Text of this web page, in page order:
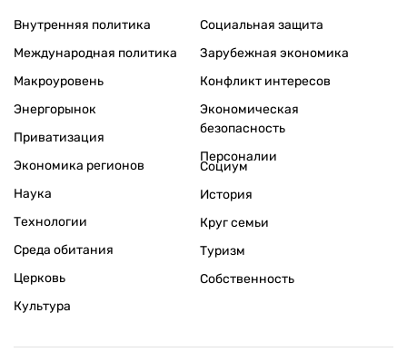
Внутренняя политика
Международная политика
Макроуровень
Энергорынок
Приватизация
Экономика регионов
Социальная защита
Зарубежная экономика
Конфликт интересов
Экономическая
безопасность
Персоналии
Наука
Технологии
Среда обитания
Церковь
Культура
Социум
История
Круг семьи
Туризм
Собственность